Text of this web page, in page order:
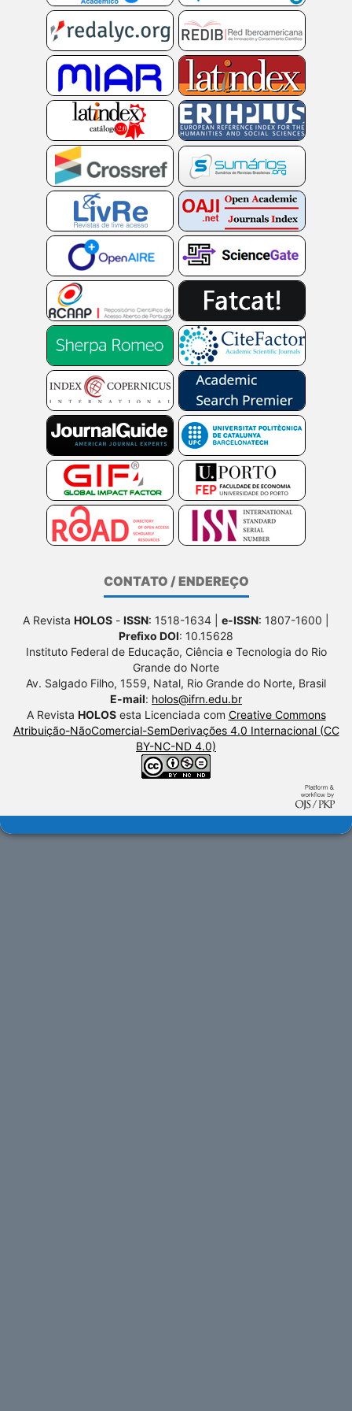
CONTATO / ENDEREÇO
A Revista HOLOS - ISSN: 1518-1634 | e-ISSN: 1807-1600 |
Prefixo DOI: 10.15628
Instituto Federal de Educação, Ciência e Tecnologia do Rio
Grande do Norte
Av. Salgado Filho, 1559, Natal, Rio Grande do Norte, Brasil
E-mail: holos@ifrn.edu.br
A Revista HOLOSesta Licenciada com Creative Commons
Atribuição-NãoComercial-SemDerivações 4.0 Internacional (CC
BY-NC-ND 4.0)